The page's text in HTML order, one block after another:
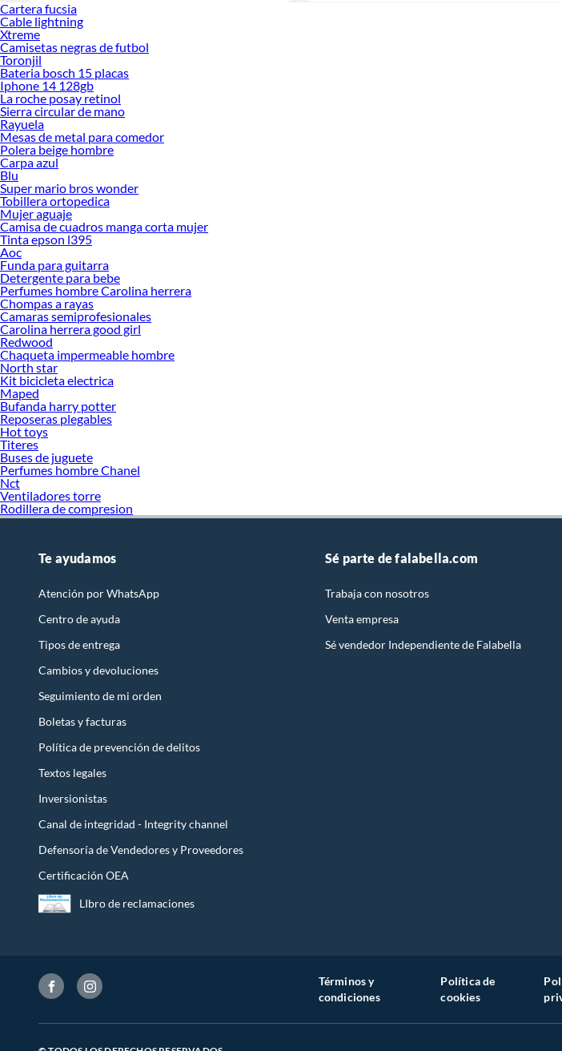
Cartera fucsia
Cable lightning
Xtreme
Camisetas negras de futbol
Toronjil
Bateria bosch 15 placas
Iphone 14 128gb
La roche posay retinol
Sierra circular de mano
Rayuela
Mesas de metal para comedor
Polera beige hombre
Carpa azul
Blu
Super mario bros wonder
Tobillera ortopedica
Mujer aguaje
Camisa de cuadros manga corta mujer
Tinta epson l395
Aoc
Funda para guitarra
Detergente para bebe
Perfumes hombre Carolina herrera
Chompas a rayas
Camaras semiprofesionales
Carolina herrera good girl
Redwood
Chaqueta impermeable hombre
North star
Kit bicicleta electrica
Maped
Bufanda harry potter
Reposeras plegables
Hot toys
Titeres
Buses de juguete
Perfumes hombre Chanel
Nct
Ventiladores torre
Rodillera de compresion
Te ayudamos
Atención por WhatsApp
Centro de ayuda
Tipos de entrega
Cambios y devoluciones
Seguimiento de mi orden
Boletas y facturas
Política de prevención de delitos
Textos legales
Inversionistas
Canal de integridad - Integrity channel
Defensoría de Vendedores y Proveedores
Certificación OEA
LIbro de reclamaciones
Sé parte de falabella.com
Trabaja con nosotros
Venta empresa
Sé vendedor Independiente de Falabella
Términos y
condiciones
Política de
cookies